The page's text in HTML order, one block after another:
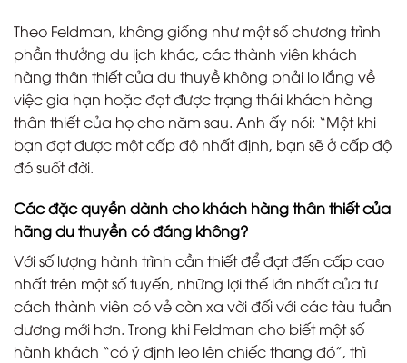
Theo Feldman, không giống như một số chương trình
phần thưởng du lịch khác, các thành viên khách
hàng thân thiết của du thuyề không phải lo lắng về
việc gia hạn hoặc đạt được trạng thái khách hàng
thân thiết của họ cho năm sau. Anh ấy nói: “Một khi
bạn đạt được một cấp độ nhất định, bạn sẽ ở cấp độ
đó suốt đời.
Các đặc quyền dành cho khách hàng thân thiết của
hãng du thuyền có đáng không?
Với số lượng hành trình cần thiết để đạt đến cấp cao
nhất trên một số tuyến, những lợi thế lớn nhất của tư
cách thành viên có vẻ còn xa vời đối với các tàu tuần
dương mới hơn. Trong khi Feldman cho biết một số
hành khách “có ý định leo lên chiếc thang đó”, thì